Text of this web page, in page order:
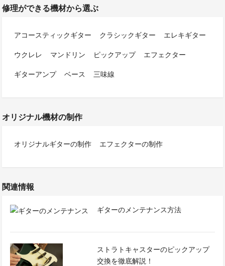
修理ができる機材から選ぶ
アコースティックギター クラシックギター
エレキギター
ウクレレ
マンドリン ピックアップ
エフェクター
ギターアンプ
ベース 三味線
オリジナル機材の制作
オリジナルギターの制作 エフェクターの制作
関連情報
ギターのメンテナンス方法
ストラトキャスターのピックアップ
交換を徹底解説！